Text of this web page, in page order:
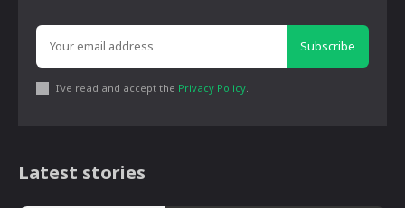
Subscribe
I've read and accept the Privacy Policy
Latest stories